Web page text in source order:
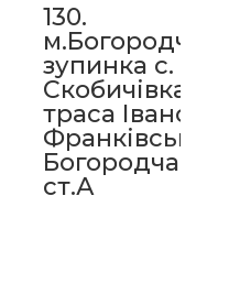
130.
зупинка с.
Скобичівка,
траса Івано-
Франківськ -
Богородчани
ст.А